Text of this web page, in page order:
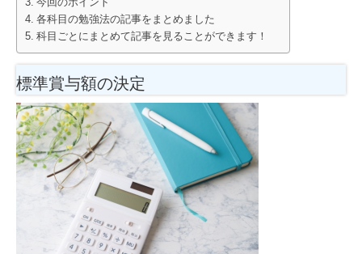
今回のポイント
各科目の勉強法の記事をまとめました
科目ごとにまとめて記事を見ることができます！
標準賞与額の決定